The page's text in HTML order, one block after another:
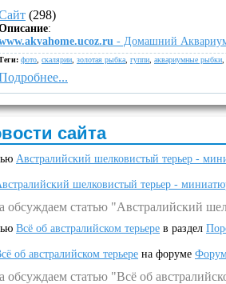
(298)
:
- Домашний
фото скалярии золотая рыбка гуппи аквариумные рыбки
сайта
Австралийский шелковистый терьер -
шелковистый терьер -
обсуждаем статью "Австралийский
Всё об австралийском терьере в раздел
об австралийском терьере на форуме
обсуждаем статью "Всё об